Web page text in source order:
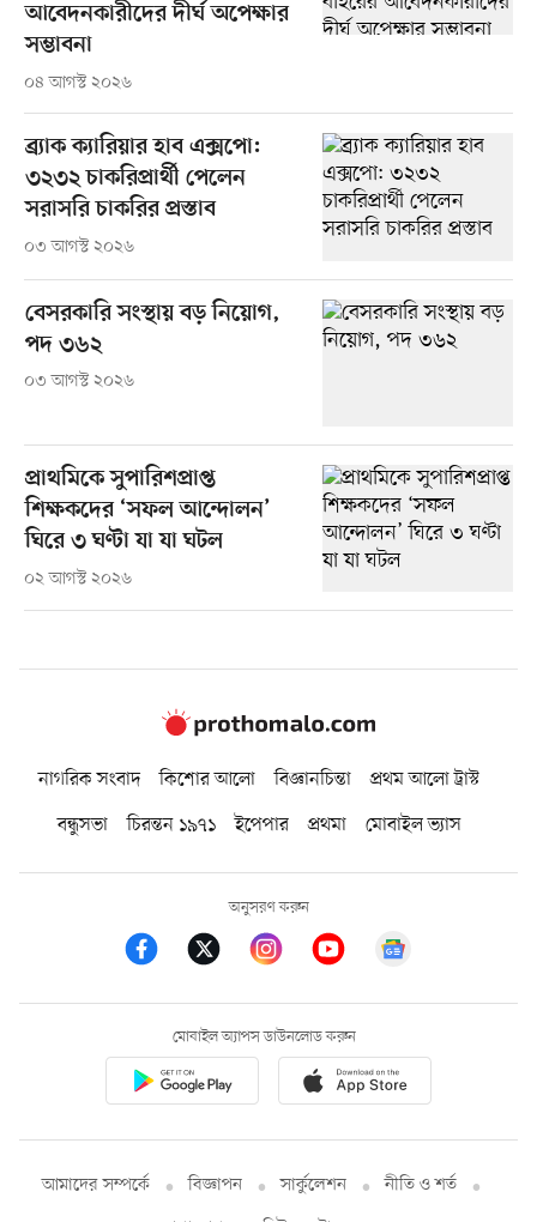
আবেদনকারীদের দীর্ঘ অপেক্ষার
সম্ভাবনা
০৪ আগস্ট ২০২৬
ব্র্যাক ক্যারিয়ার হাব এক্সপো:
৩২৩২ চাকরিপ্রার্থী পেলেন
সরাসরি চাকরির প্রস্তাব
০৩ আগস্ট ২০২৬
বেসরকারি সংস্থায় বড় নিয়োগ,
পদ ৩৬২
০৩ আগস্ট ২০২৬
প্রাথমিকে সুপারিশপ্রাপ্ত
শিক্ষকদের ‘সফল আন্দোলন’
ঘিরে ৩ ঘণ্টা যা যা ঘটল
০২ আগস্ট ২০২৬
নাগরিক সংবাদ কিশোর আলো বিজ্ঞানচিন্তা
প্রথম আলো ট্রাস্ট
বন্ধুসভা
চিরন্তন ১৯৭১ ইপেপার প্রথমা মোবাইল ভ্যাস
অনুসরণ করুন
মোবাইল অ্যাপস ডাউনলোড করুন
আমাদের সম্পর্কে বিজ্ঞাপন সার্কুলেশন
নীতি ও শর্ত